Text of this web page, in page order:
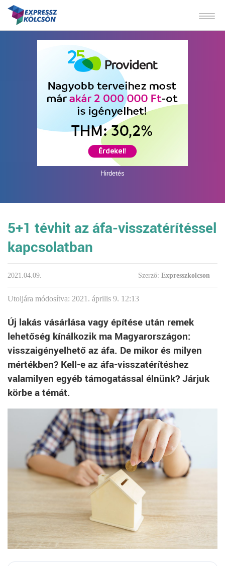
Hirdetés
5+1 tévhit az áfa-visszatérítéssel
kapcsolatban
2021.04.09. Szerző: Expresszkolcson
Utoljára módosítva: 2021. április 9. 12:13
Új lakás vásárlása vagy építése után remek
lehetőség kínálkozik ma Magyarországon:
visszaigényelhető az áfa. De mikor és milyen
mértékben? Kell-e az áfa-visszatérítéshez
valamilyen egyéb támogatással élnünk? Járjuk
körbe a témát.